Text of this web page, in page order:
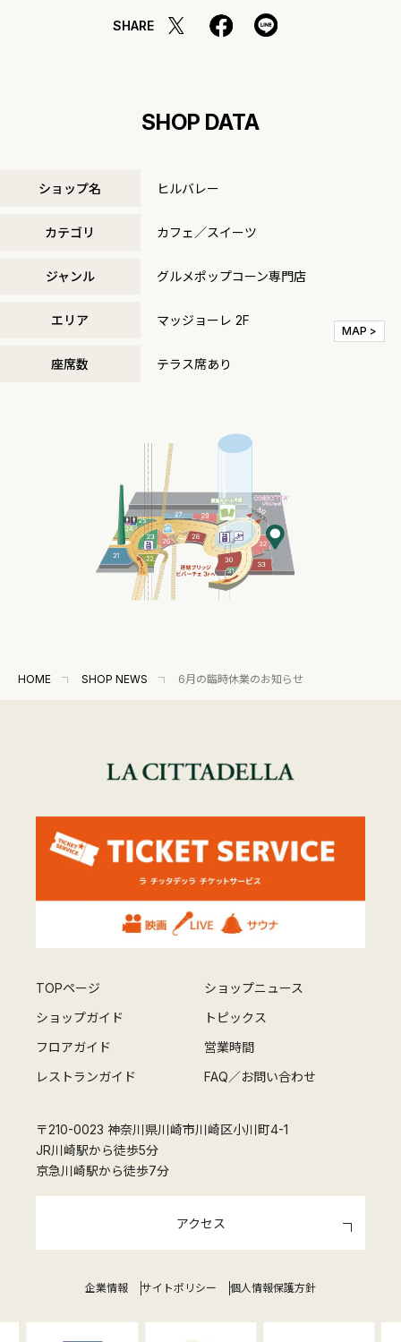
SHARE
SHOP DATA
ショップ名 ヒルバレー
カテゴリ カフェ／スイーツ
ジャンル グルメポップコーン専門店
エリア マッジョーレ 2F
MAP >
座席数 テラス席あり
HOME SHOP NEWS 6月の臨時休業のお知らせ
TOPページ
ショップニュース
ショップガイド
トピックス
フロアガイド
営業時間
レストランガイド
FAQ／お問い合わせ
〒210-0023 神奈川県川崎市川崎区小川町4-1
JR川崎駅から徒歩5分
京急川崎駅から徒歩7分
アクセス
企業情報 サイトポリシー 個人情報保護方針